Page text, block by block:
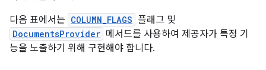
다음 표에서는 COLUMN_FLAGS 플래그 및
DocumentsProvider 메서드를 사용하여 제공자가 특정 기
능을 노출하기 위해 구현해야 합니다.